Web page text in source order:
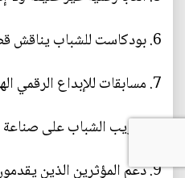
6. بودكاست للشباب يناقش قضاياهم بصدق.
7. مسابقات للإبداع الرقمي الهادف.
8. تدريب الشباب على صناعة محتوى إيجابي.
9. دعم المؤثرين الذين يقدمون قيمة لا تفاهة.